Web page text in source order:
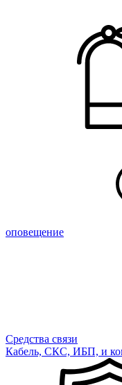
оповещение
Средства связи
Кабель, СКС, ИБП, и